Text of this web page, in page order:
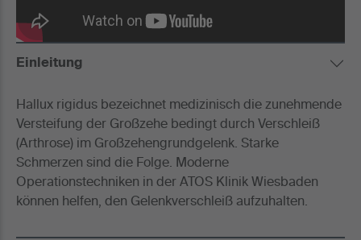
Einleitung
Hallux rigidus bezeichnet medizinisch die zunehmende
Versteifung der Großzehe bedingt durch Verschleiß
(Arthrose) im Großzehengrundgelenk. Starke
Schmerzen sind die Folge. Moderne
Operationstechniken in der ATOS Klinik Wiesbaden
können helfen, den Gelenkverschleiß aufzuhalten.